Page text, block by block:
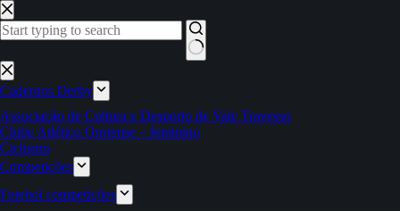
Pular
para
o
Sem
resultados
Cadernos Derby
Associação de Cultura e Desporto de Vale Travesso
Clube Atlético Ouriense – feminino
Ciclismo
Competições
Futebol competições